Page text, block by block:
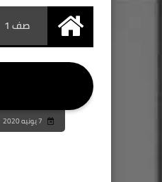
صف 1